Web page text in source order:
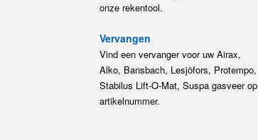
onze rekentool.
Vervangen
Vind een vervanger voor uw Airax,
Alko, Bansbach, Lesjöfors, Protempo,
Stabilus Lift-O-Mat, Suspa gasveer op
artikelnummer.